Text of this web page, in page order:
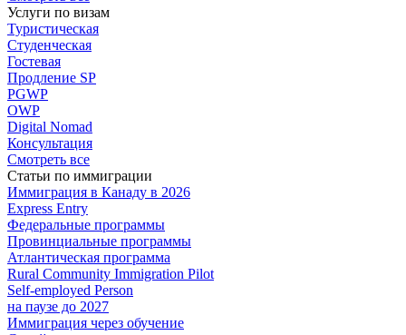
Услуги по визам
Туристическая
Студенческая
Гостевая
Продление SP
PGWP
OWP
Digital Nomad
Консультация
Смотреть все
Статьи по иммиграции
Иммиграция в Канаду в 2026
Express Entry
Федеральные программы
Провинциальные программы
Атлантическая программа
Rural Community Immigration Pilot
Self-employed Person
на паузе до 2027
Иммиграция через обучение